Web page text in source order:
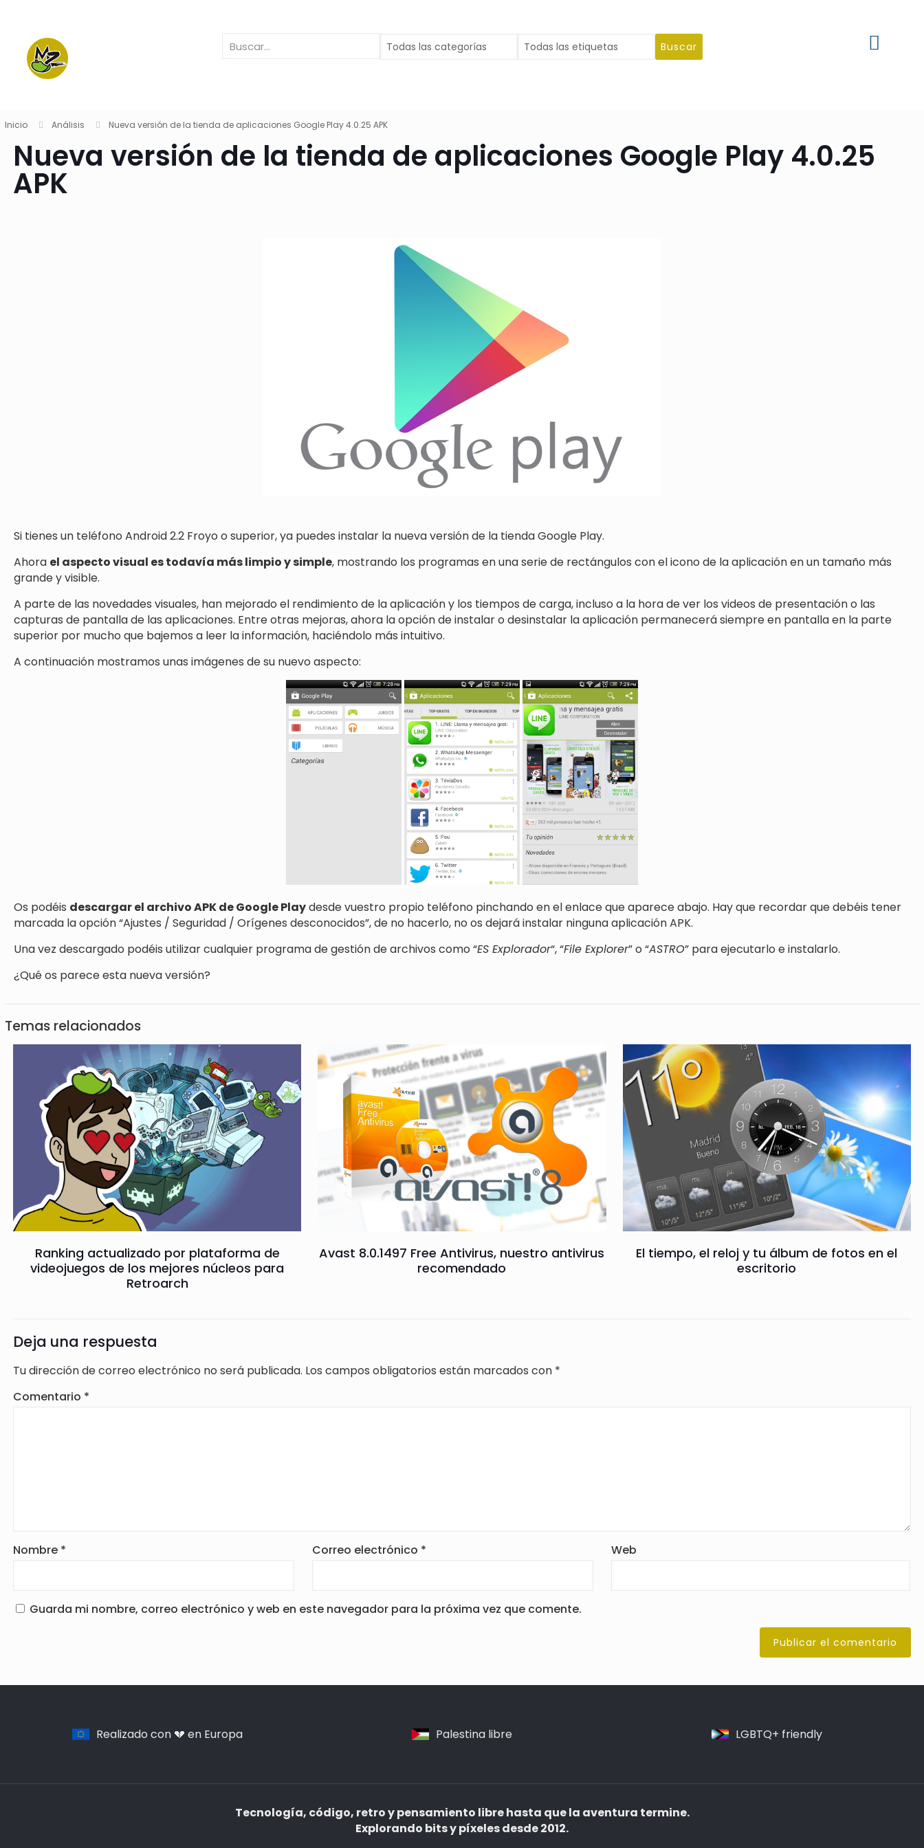
Inicio Análisis Nueva versión de la tienda de aplicaciones Google Play 4.0.25 APK
Buscar
Nueva versión de la tienda de aplicaciones Google Play 4.0.25
APK
Si tienes un teléfono Android 2.2 Froyo o superior, ya puedes instalar la nueva versión de la tienda Google Play.
Ahora el aspecto visual es todavía más limpio y simple, mostrando los programas en una serie de rectángulos con el icono de la aplicación en un tamaño más
grande y visible.
A parte de las novedades visuales, han mejorado el rendimiento de la aplicación y los tiempos de carga, incluso a la hora de ver los videos de presentación o las
capturas de pantalla de las aplicaciones. Entre otras mejoras, ahora la opción de instalar o desinstalar la aplicación permanecerá siempre en pantalla en la parte
superior por mucho que bajemos a leer la información, haciéndolo más intuitivo.
A continuación mostramos unas imágenes de su nuevo aspecto:
Os podéis descargar el archivo APK de Google Playdesde vuestro propio teléfono pinchando en el enlace que aparece abajo. Hay que recordar que debéis tener
marcada la opción “Ajustes / Seguridad / Orígenes desconocidos”, de no hacerlo, no os dejará instalar ninguna aplicación APK.
Una vez descargado podéis utilizar cualquier programa de gestión de archivos como “ES Explorador“, “File Explorer” o “ASTRO” para ejecutarlo e instalarlo.
¿Qué os parece esta nueva versión?
Temas relacionados
Ranking actualizado por plataforma de
videojuegos de los mejores núcleos para
Retroarch
Avast 8.0.1497 Free Antivirus, nuestro antivirus
recomendado
El tiempo, el reloj y tu álbum de fotos en el
escritorio
Deja una respuesta
Tu dirección de correo electrónico no será publicada. Los campos obligatorios están marcados con *
Comentario *
Nombre * Correo electrónico * Web
Guarda mi nombre, correo electrónico y web en este navegador para la próxima vez que comente.
Realizado con 💔 en Europa Palestina libre LGBTQ+ friendly
Tecnología, código, retro y pensamiento libre hasta que la aventura termine.
Explorando bits y píxeles desde 2012.